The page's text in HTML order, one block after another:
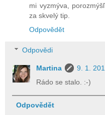
mi vyzmýva,
za skvelý tip.
Odpovědět
Odpovědi
Martina
9. 1.
Rádo se stalo. :-)
Odpovědět